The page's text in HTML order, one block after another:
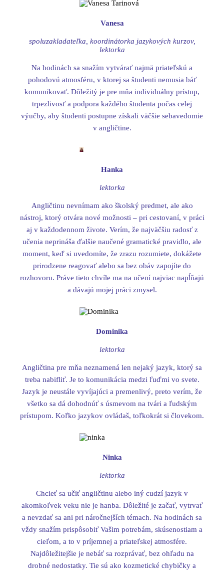
Vanesa
spoluzakladateľka, koordinátorka jazykových kurzov,
lektorka
Na hodinách sa snažím vytvárať najmä priateľskú a
pohodovú atmosféru, v ktorej sa študenti nemusia báť
komunikovať. Dôležitý je pre mňa individuálny prístup,
trpezlivosť a podpora každého študenta počas celej
výučby, aby študenti postupne získali väčšie sebavedomie
v angličtine.
Hanka
lektorka
Angličtinu nevnímam ako školský predmet, ale ako
nástroj, ktorý otvára nové možnosti – pri cestovaní, v práci
aj v každodennom živote. Verím, že najväčšiu radosť z
učenia neprináša ďalšie naučené gramatické pravidlo, ale
moment, keď si uvedomíte, že zrazu rozumiete, dokážete
prirodzene reagovať alebo sa bez obáv zapojíte do
rozhovoru. Práve tieto chvíle ma na učení najviac napĺňajú
a dávajú mojej práci zmysel.
Dominika
lektorka
Angličtina pre mňa neznamená len nejaký jazyk, ktorý sa
treba nabifliť. Je to komunikácia medzi ľuďmi vo svete.
Jazyk je neustále vyvíjajúci a premenlivý, preto verím, že
všetko sa dá dohodnúť s úsmevom na tvári a ľudským
prístupom. Koľko jazykov ovládaš, toľkokrát si človekom.
Ninka
lektorka
Chcieť sa učiť angličtinu alebo iný cudzí jazyk v
akomkoľvek veku nie je hanba. Dôležité je začať, vytrvať
a nevzdať sa ani pri náročnejších témach. Na hodinách sa
vždy snažím prispôsobiť Vašim potrebám, skúsenostiam a
cieľom, a to v príjemnej a priateľskej atmosfére.
Najdôležitejšie je nebáť sa rozprávať, bez ohľadu na
drobné nedostatky. Tie sú ako kozmetické chybičky a